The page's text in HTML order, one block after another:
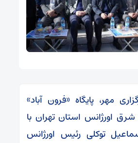
مهر، پایگاه «فرون آباد»
اورژانس استان تهران با
توکلی رئیس اورژانس